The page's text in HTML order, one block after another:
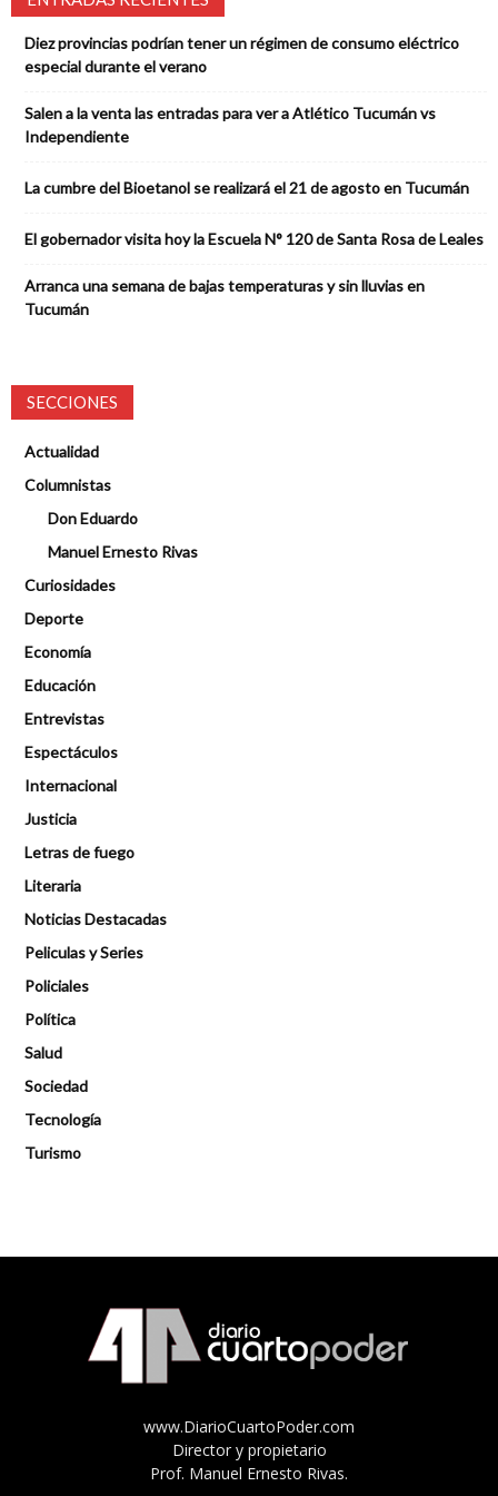
Diez provincias podrían tener un régimen de consumo eléctrico
especial durante el verano
Salen a la venta las entradas para ver a Atlético Tucumán vs
Independiente
La cumbre del Bioetanol se realizará el 21 de agosto en Tucumán
El gobernador visita hoy la Escuela N° 120 de Santa Rosa de Leales
Arranca una semana de bajas temperaturas y sin lluvias en
Tucumán
SECCIONES
Actualidad
Columnistas
Don Eduardo
Manuel Ernesto Rivas
Curiosidades
Deporte
Economía
Educación
Entrevistas
Espectáculos
Internacional
Justicia
Letras de fuego
Literaria
Noticias Destacadas
Peliculas y Series
Policiales
Política
Salud
Sociedad
Tecnología
Turismo
www.DiarioCuartoPoder.com
Director y propietario
Prof. Manuel Ernesto Rivas.